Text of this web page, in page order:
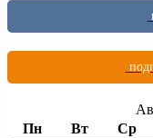
Пн
Вт Ср